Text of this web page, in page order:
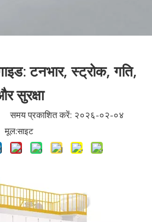
टनभार, स्ट्रोक, गति,
सुरक्षा
प्रकाशित करें: २०२६-०२-०४
मूल:साइट